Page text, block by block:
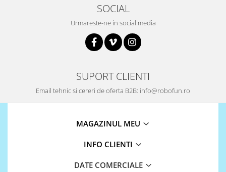
SOCIAL
Urmareste-ne in social media
SUPORT CLIENTI
Email tehnic si cereri de oferta B2B: info@robofun.ro
MAGAZINUL MEU
INFO CLIENTI
DATE COMERCIALE